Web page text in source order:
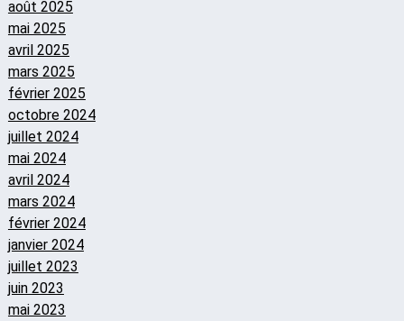
août 2025
mai 2025
avril 2025
mars 2025
février 2025
octobre 2024
juillet 2024
mai 2024
avril 2024
mars 2024
février 2024
janvier 2024
juillet 2023
juin 2023
mai 2023